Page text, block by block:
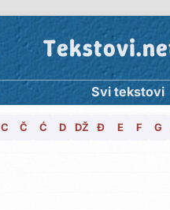
Svi tekstovi
C Č Ć D DŽ Đ E F G